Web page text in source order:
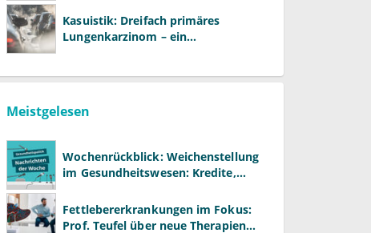
Kasuistik: Dreifach primäres
Lungenkarzinom – ein
Meistgelesen
Wochenrückblick: Weichenstellung
im Gesundheitswesen: Kredite,
Fettlebererkrankungen im Fokus:
Prof. Teufel über neue Therapien